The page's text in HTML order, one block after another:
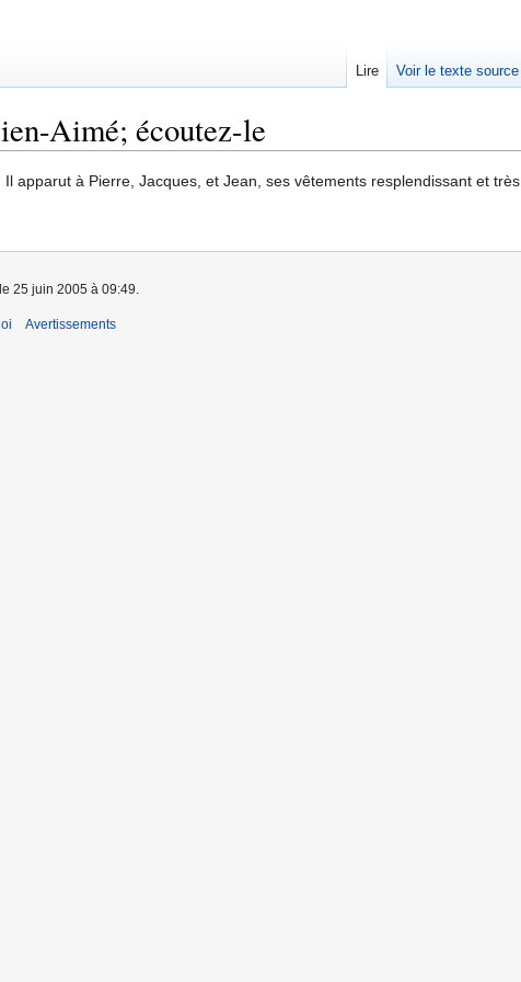
Aimé; écoutez-le
apparut à Pierre, Jacques, et Jean, ses vêtements resplendissant et
Lire Voir le texte source
25 juin 2005 à 09:49.
Avertissements